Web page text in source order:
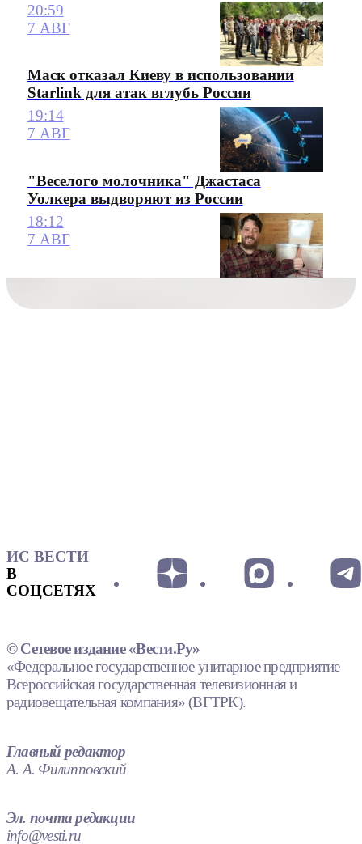
20:59
7 АВГ
Маск отказал Киеву в использовании
Starlink для атак вглубь России
19:14
7 АВГ
"Веселого молочника" Джастаса
Уолкера выдворяют из России
18:12
7 АВГ
ИС ВЕСТИ
В
СОЦСЕТЯХ
© Сетевое издание «Вести.Ру»
«Федеральное государственное унитарное предприятие
Всероссийская государственная телевизионная и
радиовещательная компания» (ВГТРК).
Главный редактор
А. А. Филипповский
Эл. почта редакции
info@vesti.ru